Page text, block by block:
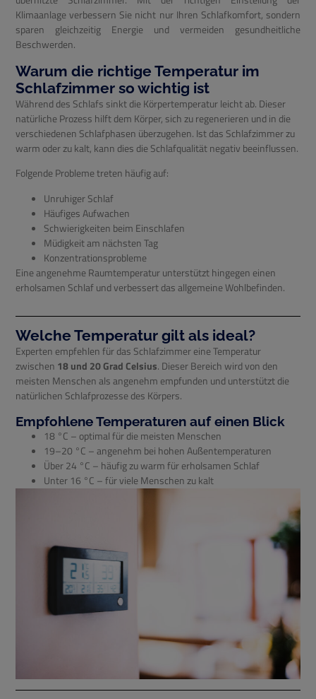
Klimaanlage verbessern Sie nicht nur Ihren Schlafkomfort, sondern
sparen gleichzeitig Energie und vermeiden gesundheitliche
Beschwerden.
Warum die richtige Temperatur im
Schlafzimmer so wichtig ist
Während des Schlafs sinkt die Körpertemperatur leicht ab. Dieser
natürliche Prozess hilft dem Körper, sich zu regenerieren und in die
verschiedenen Schlafphasen überzugehen. Ist das Schlafzimmer zu
warm oder zu kalt, kann dies die Schlafqualität negativ beeinflussen.
Folgende Probleme treten häufig auf:
Unruhiger Schlaf
Häufiges Aufwachen
Schwierigkeiten beim Einschlafen
Müdigkeit am nächsten Tag
Konzentrationsprobleme
Eine angenehme Raumtemperatur unterstützt hingegen einen
erholsamen Schlaf und verbessert das allgemeine Wohlbefinden.
Welche Temperatur gilt als ideal?
Experten empfehlen für das Schlafzimmer eine Temperatur
zwischen 18 und 20 Grad Celsius. Dieser Bereich wird von den
meisten Menschen als angenehm empfunden und unterstützt die
natürlichen Schlafprozesse des Körpers.
Empfohlene Temperaturen auf einen Blick
18 °C – optimal für die meisten Menschen
19–20 °C – angenehm bei hohen Außentemperaturen
Über 24 °C – häufig zu warm für erholsamen Schlaf
Unter 16 °C – für viele Menschen zu kalt